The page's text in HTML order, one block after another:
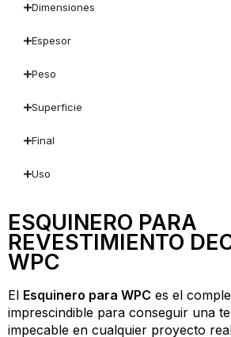
Dimensiones
Espesor
Peso
Superficie
Final
Uso
ESQUINERO PARA
REVESTIMIENTO
WPC
El Esquinero para WPC es el
imprescindible para conseguir una
impecable en cualquier proyecto